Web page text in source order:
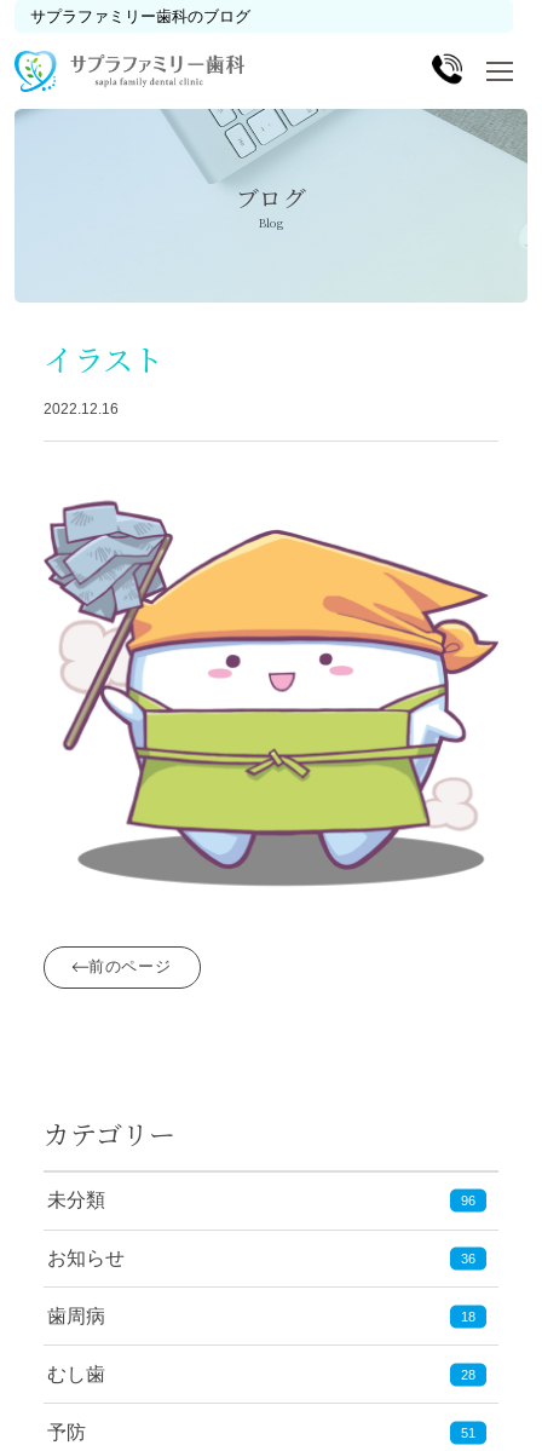
サプラファミリー歯科のブログ
ブログ
Blog
イラスト
2022.12.16
前のページ
カテゴリー
未分類 96
お知らせ 36
歯周病 18
むし歯 28
予防 51